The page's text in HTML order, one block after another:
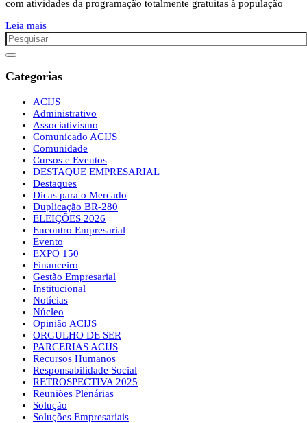
com atividades da programação totalmente gratuitas à população
Leia mais
Categorias
ACIJS
Administrativo
Associativismo
Comunicado ACIJS
Comunidade
Cursos e Eventos
DESTAQUE EMPRESARIAL
Destaques
Dicas para o Mercado
Duplicação BR-280
ELEIÇÕES 2026
Encontro Empresarial
Evento
EXPO 150
Financeiro
Gestão Empresarial
Institucional
Notícias
Núcleo
Opinião ACIJS
ORGULHO DE SER
PARCERIAS ACIJS
Recursos Humanos
Responsabilidade Social
RETROSPECTIVA 2025
Reuniões Plenárias
Solução
Soluções Empresariais